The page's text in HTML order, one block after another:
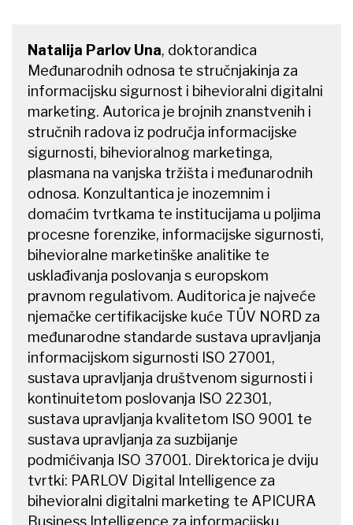
Natalija Parlov Una, doktorandica
Međunarodnih odnosa te stručnjakinja za
informacijsku sigurnost i bihevioralni digitalni
marketing. Autorica je brojnih znanstvenih i
stručnih radova iz područja informacijske
sigurnosti, bihevioralnog marketinga,
plasmana na vanjska tržišta i međunarodnih
odnosa. Konzultantica je inozemnim i
domaćim tvrtkama te institucijama u poljima
procesne forenzike, informacijske sigurnosti,
bihevioralne marketinške analitike te
usklađivanja poslovanja s europskom
pravnom regulativom. Auditorica je najveće
njemačke certifikacijske kuće TÜV NORD za
međunarodne standarde sustava upravljanja
informacijskom sigurnosti ISO 27001,
sustava upravljanja društvenom sigurnosti i
kontinuitetom poslovanja ISO 22301,
sustava upravljanja kvalitetom ISO 9001 te
sustava upravljanja za suzbijanje
podmićivanja ISO 37001. Direktorica je dviju
tvrtki: PARLOV Digital Intelligence za
bihevioralni digitalni marketing te APICURA